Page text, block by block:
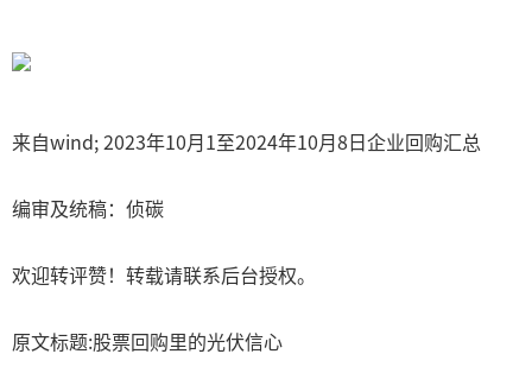
来自wind; 2023年10月1至2024年10月8日企业回购汇总
编审及统稿：侦碳
欢迎转评赞！转载请联系后台授权。
原文标题:股票回购里的光伏信心